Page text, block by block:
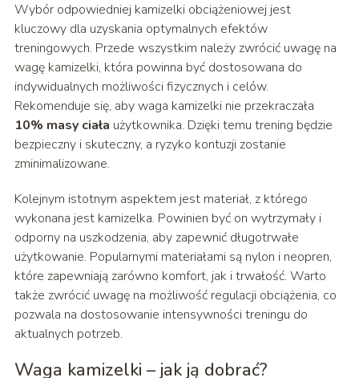
Wybór odpowiedniej kamizelki obciążeniowej jest
kluczowy dla uzyskania optymalnych efektów
treningowych. Przede wszystkim należy zwrócić uwagę na
wagę kamizelki, która powinna być dostosowana do
indywidualnych możliwości fizycznych i celów.
Rekomenduje się, aby waga kamizelki nie przekraczała
10% masy ciała użytkownika. Dzięki temu trening będzie
bezpieczny i skuteczny, a ryzyko kontuzji zostanie
zminimalizowane.
Kolejnym istotnym aspektem jest materiał, z którego
wykonana jest kamizelka. Powinien być on wytrzymały i
odporny na uszkodzenia, aby zapewnić długotrwałe
użytkowanie. Popularnymi materiałami są nylon i neopren,
które zapewniają zarówno komfort, jak i trwałość. Warto
także zwrócić uwagę na możliwość regulacji obciążenia, co
pozwala na dostosowanie intensywności treningu do
aktualnych potrzeb.
Waga kamizelki – jak ją dobrać?